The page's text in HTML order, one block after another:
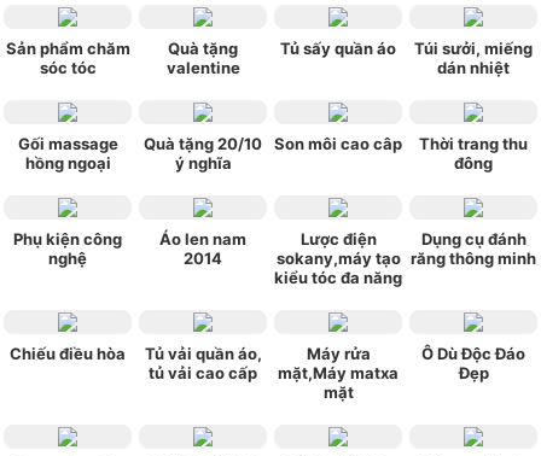
Sản phẩm chăm
sóc tóc
Quà tặng
valentine
Tủ sấy quần áo
Túi sưởi, miếng
dán nhiệt
Gối massage
hồng ngoại
Quà tặng 20/10
ý nghĩa
Son môi cao câp
Thời trang thu
đông
Phụ kiện công
nghệ
Áo len nam
2014
Lược điện
sokany,máy tạo
kiểu tóc đa năng
Dụng cụ đánh
răng thông minh
Chiếu điều hòa
Tủ vải quần áo,
tủ vải cao cấp
Máy rửa
mặt,Máy matxa
mặt
Ô Dù Độc Đáo
Đẹp